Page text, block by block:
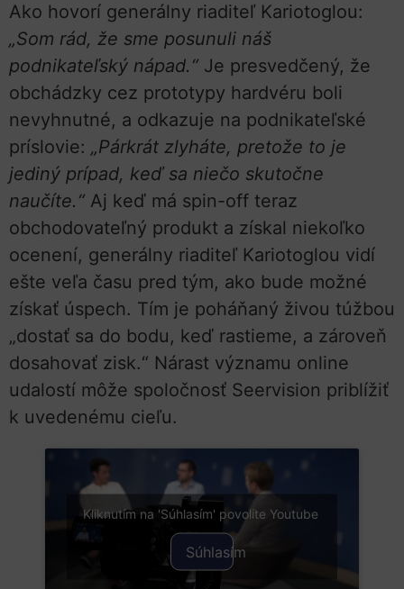
Ako hovorí generálny riaditeľ Kariotoglou:
„Som rád, že sme posunuli náš
podnikateľský nápad.“ Je presvedčený, že
obchádzky cez prototypy hardvéru boli
nevyhnutné, a odkazuje na podnikateľské
príslovie: „Párkrát zlyháte, pretože to je
jediný prípad, keď sa niečo skutočne
naučíte.“ Aj keď má spin-off teraz
obchodovateľný produkt a získal niekoľko
ocenení, generálny riaditeľ Kariotoglou vidí
ešte veľa času pred tým, ako bude možné
získať úspech. Tím je poháňaný živou túžbou
„dostať sa do bodu, keď rastieme, a zároveň
dosahovať zisk.“ Nárast významu online
udalostí môže spoločnosť Seervision priblížiť
k uvedenému cieľu.
Kliknutím na 'Súhlasím' povolíte Youtube
Súhlasím